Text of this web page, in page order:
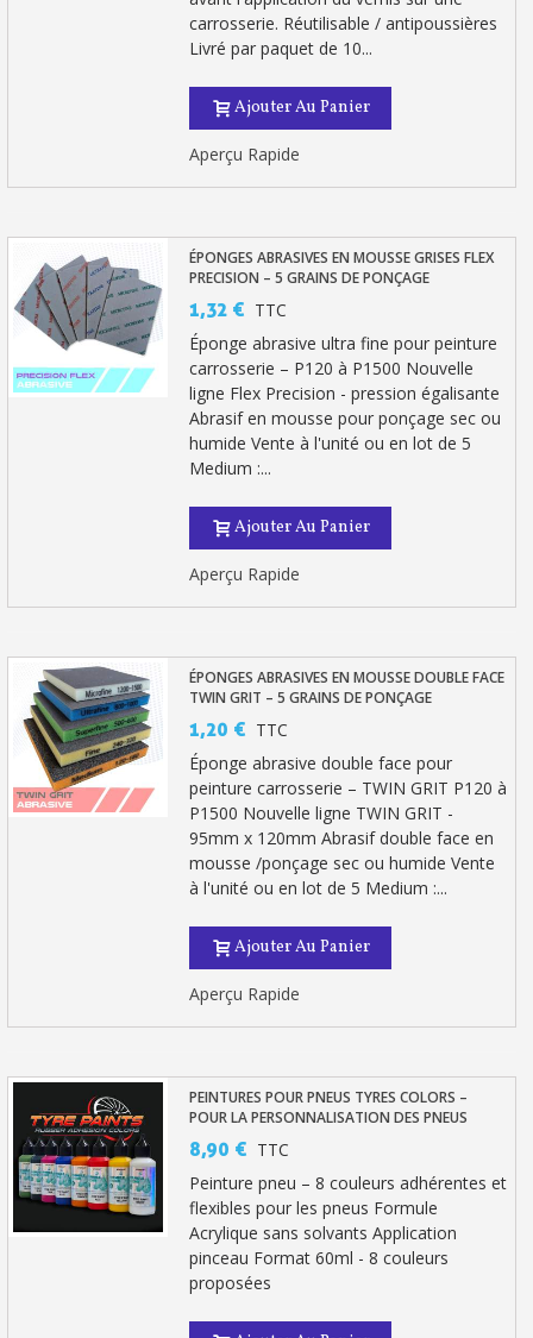
carrosserie. Réutilisable / antipoussières
Livré par paquet de 10...
Ajouter Au Panier
Aperçu Rapide
ÉPONGES ABRASIVES EN MOUSSE GRISES FLEX
PRECISION – 5 GRAINS DE PONÇAGE
1,32 € TTC
Éponge abrasive ultra fine pour peinture
carrosserie – P120 à P1500 Nouvelle
ligne Flex Precision - pression égalisante
Abrasif en mousse pour ponçage sec ou
humide Vente à l'unité ou en lot de 5
Medium :...
Ajouter Au Panier
Aperçu Rapide
ÉPONGES ABRASIVES EN MOUSSE DOUBLE FACE
TWIN GRIT – 5 GRAINS DE PONÇAGE
1,20 € TTC
Éponge abrasive double face pour
peinture carrosserie – TWIN GRIT P120 à
P1500 Nouvelle ligne TWIN GRIT -
95mm x 120mm Abrasif double face en
mousse /ponçage sec ou humide Vente
à l'unité ou en lot de 5 Medium :...
Ajouter Au Panier
Aperçu Rapide
PEINTURES POUR PNEUS TYRES COLORS –
POUR LA PERSONNALISATION DES PNEUS
8,90 € TTC
Peinture pneu – 8 couleurs adhérentes et
flexibles pour les pneus Formule
Acrylique sans solvants Application
pinceau Format 60ml - 8 couleurs
proposées